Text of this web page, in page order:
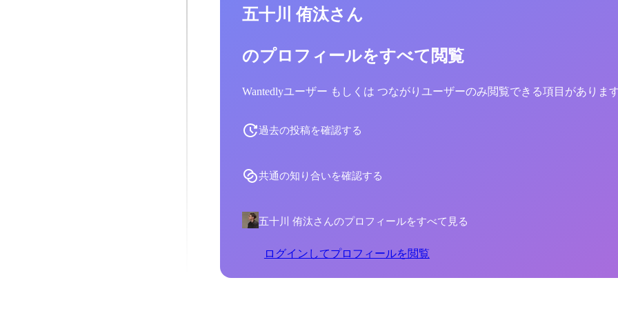
五十川 侑汰さん
のプロフィールをすべて閲覧
Wantedlyユーザー もしくは つながりユーザーのみ閲覧できる項目がありま
過去の投稿を確認する
共通の知り合いを確認する
五十川 侑汰さんのプロフィールをすべて見る
ログインしてプロフィールを閲覧